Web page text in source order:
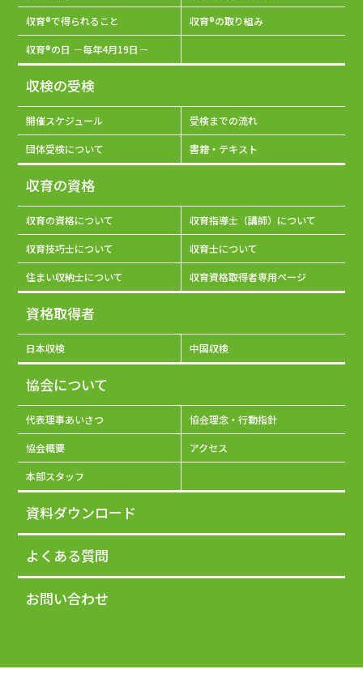
収育®で得られること 収育®の取り組み
収育®の日 －毎年4月19日－
収検の受検
開催スケジュール 受検までの流れ
団体受検について 書籍・テキスト
収育の資格
収育の資格について 収育指導士（講師）について
収育技巧士について 収育士について
住まい収納士について 収育資格取得者専用ページ
資格取得者
日本収検 中国収検
協会について
代表理事あいさつ 協会理念・行動指針
協会概要 アクセス
本部スタッフ
資料ダウンロード
よくある質問
お問い合わせ